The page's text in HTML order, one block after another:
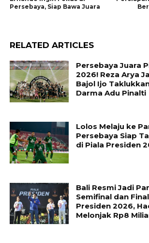
Persebaya, Siap Bawa Juara
RELATED ARTICLES
Persebaya Juara
2026! Reza Arya
Bajol Ijo
Darma Adu Pinalti
Lolos Melaju ke
Persebaya Siap
di Piala Presiden
Bali Resmi Jadi
Semifinal dan
Presiden 2026,
Melonjak Rp8